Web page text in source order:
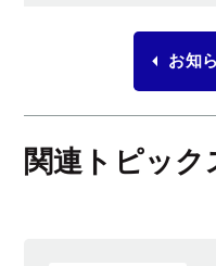
お知
関連トピック